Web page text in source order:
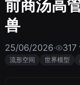
前商汤高
兽
25/06/2026· 317
流形空间 世界模型